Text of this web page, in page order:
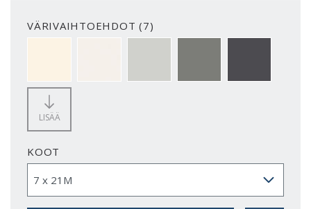
VÄRIVAIHTOEHDOT (7)
LISÄÄ
KOOT